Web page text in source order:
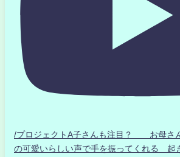
/プロジェクトA子さんも注目？ お母さ
の可愛いらしい声で手を振ってくれる 起